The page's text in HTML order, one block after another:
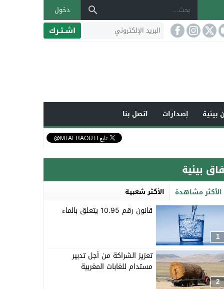
دخول
اشـتـرك
بيئية إصدارات اتصل بنا
بيئية
الأكثر مشاهدة الأكثر شعبية
1
قانون رقم 10.95 يتعلق بالماء
2
تعزيز الشراكة من أجل تدبير
مستدام للغابات المغربية